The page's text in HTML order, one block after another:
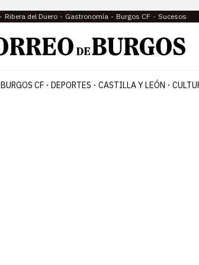
Ribera del Duero Gastronomía Burgos CF Sucesos
BURGOS CF DEPORTES CASTILLA Y LEÓN